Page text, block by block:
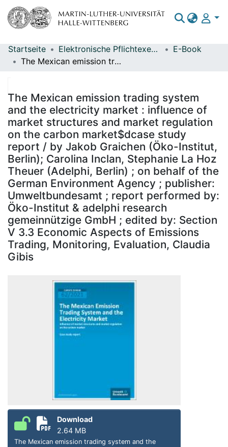
Bereiche & Sammlungen
Statistiken
Startseite Elektronische Pflichtexemplare
E-Book
The Mexican emission trading system and the electricity market : influence of market structures and market regulation on the carbon market$dcase study report / by Jakob Graichen (Öko-Institut, Berlin); Carolina Inclan, Stephanie La Hoz Theuer (Adelphi, Berlin) ; on behalf of the German Environment Agency ; publisher: Umweltbundesamt ; report performed by: Öko-Institut & adelphi research gemeinnützige GmbH ; edited by: Section V 3.3 Economic Aspects of Emissions Trading, Monitoring, Evaluation, Claudia Gibis
The Mexican emission trading system
and the electricity market : influence of
market structures and market regulation
on the carbon market$dcase study
report / by Jakob Graichen (Öko-Institut,
Berlin); Carolina Inclan, Stephanie La Hoz
Theuer (Adelphi, Berlin) ; on behalf of the
German Environment Agency ; publisher:
Umweltbundesamt ; report performed by:
Öko-Institut & adelphi research
gemeinnützige GmbH ; edited by: Section
V 3.3 Economic Aspects of Emissions
Trading, Monitoring, Evaluation, Claudia
Gibis
Download
2.64 MB
The Mexican emission trading system and the